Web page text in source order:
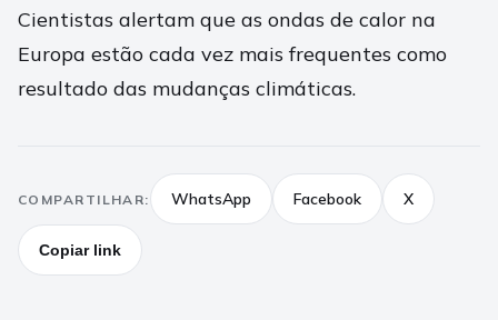
Cientistas alertam que as ondas de calor na
Europa estão cada vez mais frequentes como
resultado das mudanças climáticas.
COMPARTILHAR: WhatsApp Facebook X
Copiar link